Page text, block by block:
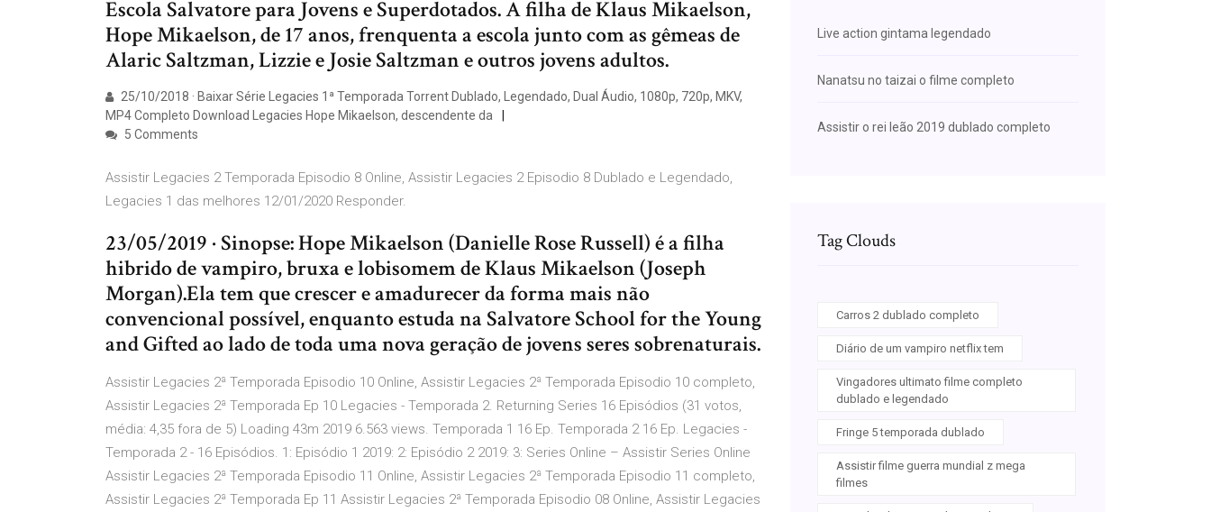
Escola Salvatore para Jovens e Superdotados. A filha de Klaus Mikaelson,
Hope Mikaelson, de 17 anos, frenquenta a escola junto com as gêmeas de
Alaric Saltzman, Lizzie e Josie Saltzman e outros jovens adultos.
25/10/2018 · Baixar Série Legacies 1ª Temporada Torrent Dublado, Legendado, Dual Áudio, 1080p, 720p, MKV,
MP4 Completo Download Legacies Hope Mikaelson, descendente da
5 Comments
Assistir Legacies 2 Temporada Episodio 8 Online, Assistir Legacies 2 Episodio 8 Dublado e Legendado,
Legacies 1 das melhores 12/01/2020 Responder.
23/05/2019 · Sinopse: Hope Mikaelson (Danielle Rose Russell) é a filha
hibrido de vampiro, bruxa e lobisomem de Klaus Mikaelson (Joseph
Morgan).Ela tem que crescer e amadurecer da forma mais não
convencional possível, enquanto estuda na Salvatore School for the Young
and Gifted ao lado de toda uma nova geração de jovens seres sobrenaturais.
Assistir Legacies 2ª Temporada Episodio 10 Online, Assistir Legacies 2ª Temporada Episodio 10 completo,
Assistir Legacies 2ª Temporada Ep 10 Legacies - Temporada 2. Returning Series 16 Episódios (31 votos,
média: 4,35 fora de 5) Loading 43m 2019 6.563 views. Temporada 1 16 Ep. Temporada 2 16 Ep. Legacies -
Temporada 2 - 16 Episódios. 1: Episódio 1 2019: 2: Episódio 2 2019: 3: Series Online – Assistir Series Online
Assistir Legacies 2ª Temporada Episodio 11 Online, Assistir Legacies 2ª Temporada Episodio 11 completo,
Assistir Legacies 2ª Temporada Ep 11 Assistir Legacies 2ª Temporada Episodio 08 Online, Assistir Legacies
Live action gintama legendado
Nanatsu no taizai o filme completo
Assistir o rei leão 2019 dublado completo
Tag Clouds
Carros 2 dublado completo
Diário de um vampiro netflix tem
Vingadores ultimato filme completo
dublado e legendado
Fringe 5 temporada dublado
Assistir filme guerra mundial z mega
filmes